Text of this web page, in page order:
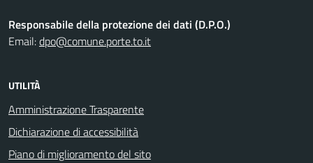
Responsabile della protezione dei dati (D.P.O.)
Email:dpo@comune.porte.to.it
UTILITÀ
Amministrazione Trasparente
Dichiarazione di accessibilità
Piano di miglioramento del sito